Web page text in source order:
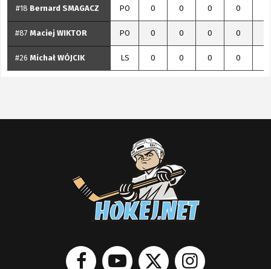
#18 Bernard SMAGACZ PO 0 0 0 0
#87 Maciej WIKTOR PO 0 0 0 0
#26 Michał WÓJCIK LS 0 0 0 0